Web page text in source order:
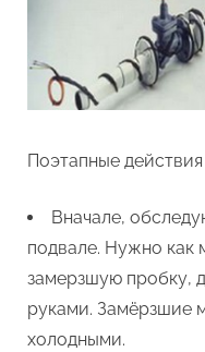
Поэтапные
Вначале,
подвале. Нужно как
замерзшую пробку,
руками. Замёрзшие
холодными.